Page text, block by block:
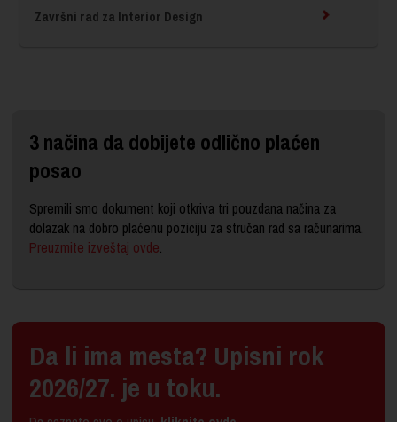
Završni rad za Interior Design
3 načina da dobijete odlično plaćen
posao
Spremili smo dokument koji otkriva tri pouzdana načina za
dolazak na dobro plaćenu poziciju za stručan rad sa računarima.
Preuzmite izveštaj ovde.
Da li ima mesta? Upisni rok
2026/27. je u toku.